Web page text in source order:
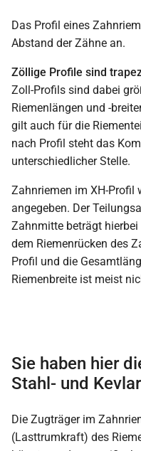
Das Profil eines
Abstand der Zähne an.
Zöllige Profile sind
Zoll-Profils sind dabei
Riemenlängen und -
gilt auch für die
nach Profil steht das
unterschiedlicher Stelle.
Zahnriemen im XH-Profil
angegeben. Der
Zahnmitte beträgt
dem Riemenrücken des
Profil und die
Riemenbreite ist meist
Sie haben hier
Stahl- und
Die Zugträger im
(Lasttrumkraft) des